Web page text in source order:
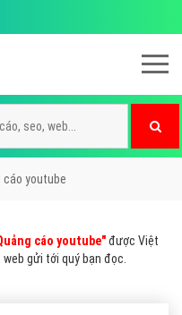
cáo youtube
cáo youtube"được Việt
gửi tới quý bạn đọc.